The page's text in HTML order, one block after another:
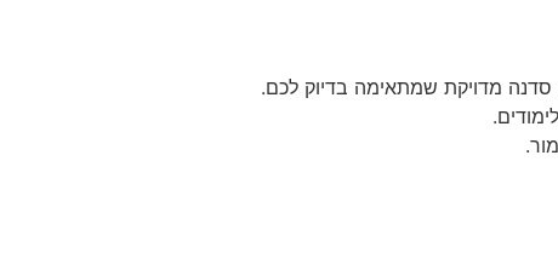
מדויקת שמתאימה בדיוק לכם.